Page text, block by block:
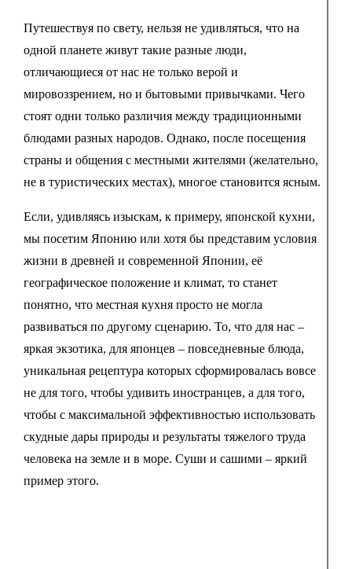
Путешествуя по свету, нельзя не удивляться, что на
одной планете живут такие разные люди,
отличающиеся от нас не только верой и
мировоззрением, но и бытовыми привычками. Чего
стоят одни только различия между традиционными
блюдами разных народов. Однако, после посещения
страны и общения с местными жителями (желательно,
не в туристических местах), многое становится ясным.
Если, удивляясь изыскам, к примеру, японской кухни,
мы посетим Японию или хотя бы представим условия
жизни в древней и современной Японии, её
географическое положение и климат, то станет
понятно, что местная кухня просто не могла
развиваться по другому сценарию. То, что для нас –
яркая экзотика, для японцев – повседневные блюда,
уникальная рецептура которых сформировалась вовсе
не для того, чтобы удивить иностранцев, а для того,
чтобы с максимальной эффективностью использовать
скудные дары природы и результаты тяжелого труда
человека на земле и в море. Суши и сашими – яркий
пример этого.